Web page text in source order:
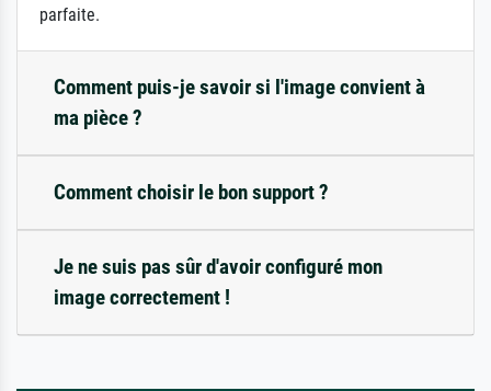
parfaite.
Comment puis-je savoir si l'image convient à
ma pièce ?
Comment choisir le bon support ?
Je ne suis pas sûr d'avoir configuré mon
image correctement !